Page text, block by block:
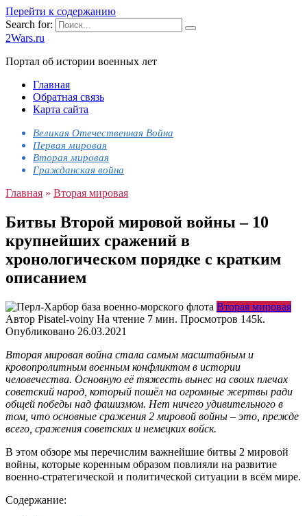
Перейти к содержанию
Search for:
2Wars.ru
Портал об истории военных лет
Главная
Обратная связь
Карта сайта
Великая Отечественная Война
Первая мировая
Вторая мировая
Гражданская война
Главная » Вторая мировая
Битвы Второй мировой войны – 10
крупнейших сражений в
хронологическом порядке с кратким
описанием
Вторая мировая
Автор Pisatel-voiny На чтение 7 мин. Просмотров 145k.
Опубликовано 26.03.2021
Вторая мировая война стала самым масштабным и
кровопролитным военным конфликтом в истории
человечества. Основную её тяжесть вынес на своих плечах
советский народ, который пошёл на огромные жертвы ради
общей победы над фашизмом. Нет ничего удивительного в
том, что основные сражения 2 мировой войны – это, прежде
всего, сражения советских и немецких войск.
В этом обзоре мы перечислим важнейшие битвы 2 мировой
войны, которые коренным образом повлияли на развитие
военно-стратегической и политической ситуации в всём мире.
Содержание: